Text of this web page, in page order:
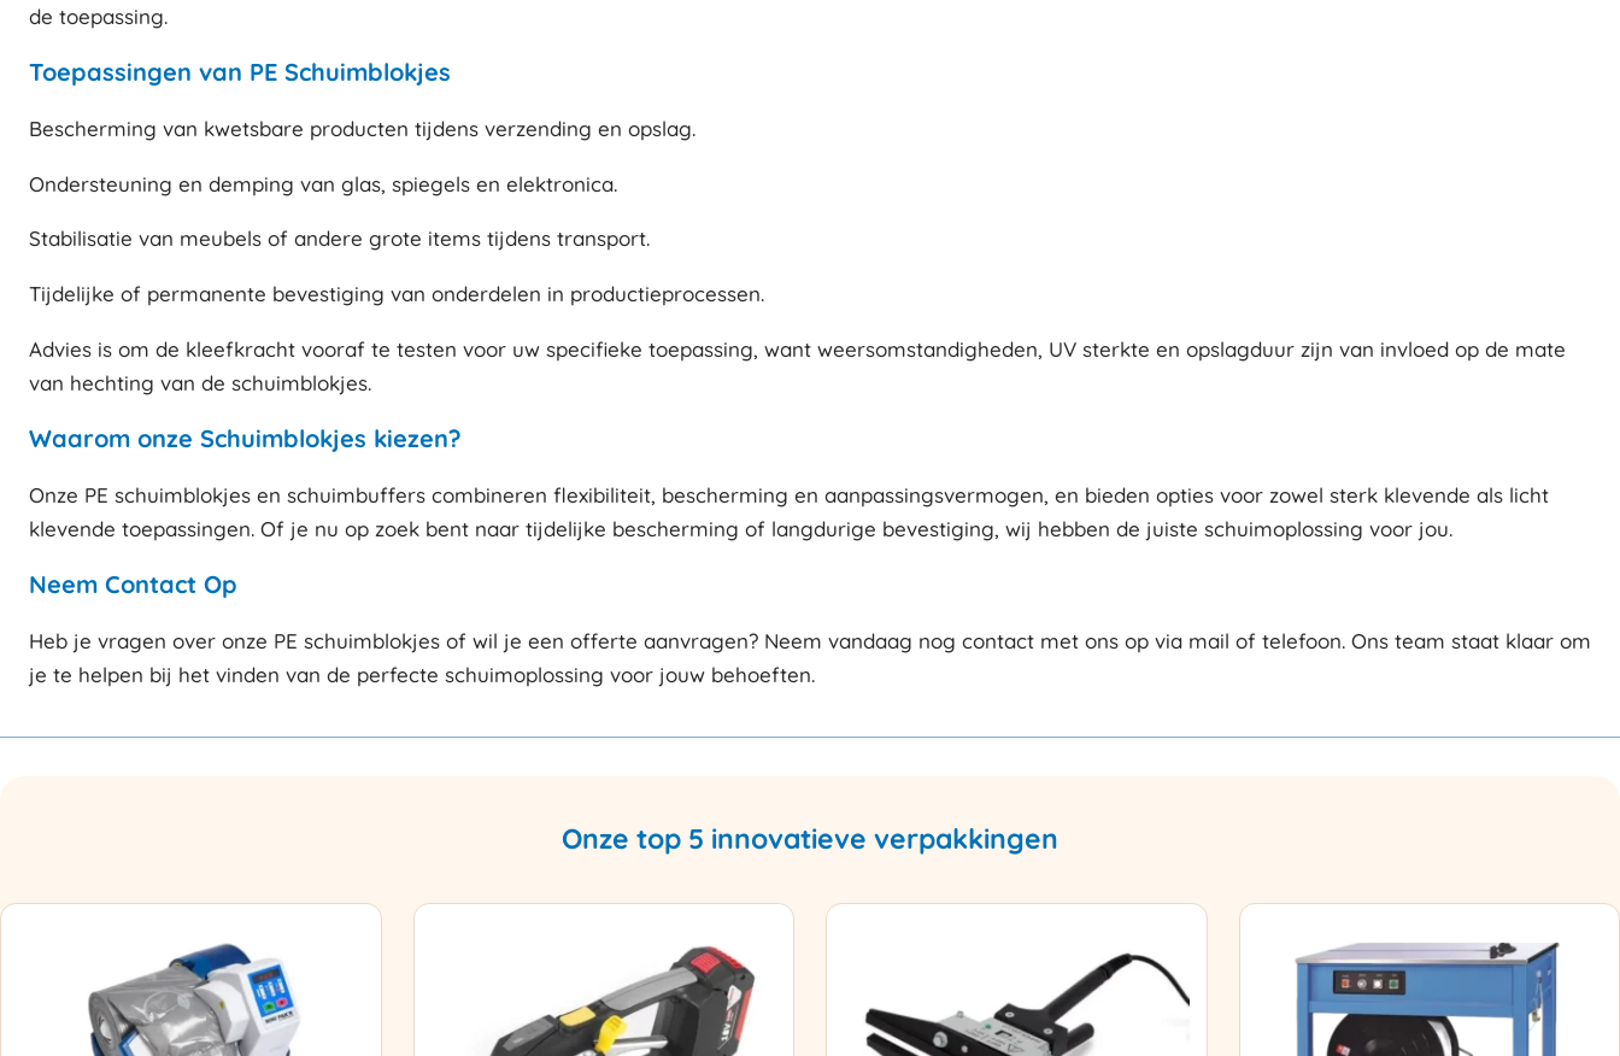
de toepassing.
Toepassingen van PE Schuimblokjes
Bescherming van kwetsbare producten tijdens verzending en opslag.
Ondersteuning en demping van glas, spiegels en elektronica.
Stabilisatie van meubels of andere grote items tijdens transport.
Tijdelijke of permanente bevestiging van onderdelen in productieprocessen.
Advies is om de kleefkracht vooraf te testen voor uw specifieke toepassing, want weersomstandigheden, UV sterkte en opslagduur zijn van invloed op de mate
van hechting van de schuimblokjes.
Waarom onze Schuimblokjes kiezen?
Onze PE schuimblokjes en schuimbuffers combineren flexibiliteit, bescherming en aanpassingsvermogen, en bieden opties voor zowel sterk klevende als licht
klevende toepassingen. Of je nu op zoek bent naar tijdelijke bescherming of langdurige bevestiging, wij hebben de juiste schuimoplossing voor jou.
Neem Contact Op
Heb je vragen over onze PE schuimblokjes of wil je een offerte aanvragen? Neem vandaag nog contact met ons op via mail of telefoon. Ons team staat klaar om
je te helpen bij het vinden van de perfecte schuimoplossing voor jouw behoeften.
Onze top 5 innovatieve verpakkingen